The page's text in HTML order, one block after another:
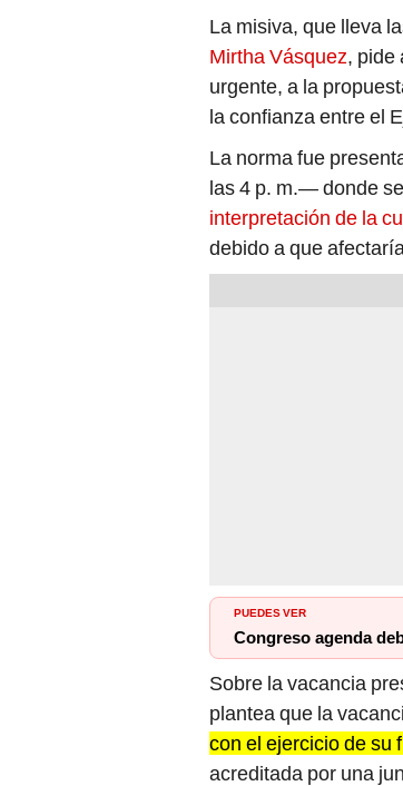
La misiva, que lleva
Mirtha Vásquez, pide
urgente, a la
la confianza entre el
La norma fue
las 4 p. m.— donde
interpretación de la
debido a que
PUEDES VER
Congreso agenda
Sobre la vacancia
plantea que la
con el ejercicio de su
acreditada por una